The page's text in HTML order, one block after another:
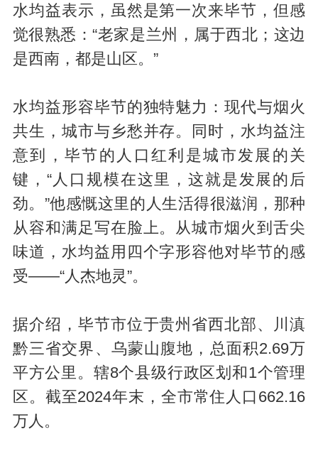
水均益表示，虽然是第一次来毕节，但感
觉很熟悉：“老家是兰州，属于西北；这边
是西南，都是山区。”
水均益形容毕节的独特魅力：现代与烟火
共生，城市与乡愁并存。同时，水均益注
意到，毕节的人口红利是城市发展的关
键，“人口规模在这里，这就是发展的后
劲。”他感慨这里的人生活得很滋润，那种
从容和满足写在脸上。从城市烟火到舌尖
味道，水均益用四个字形容他对毕节的感
受——“人杰地灵”。
据介绍，毕节市位于贵州省西北部、川滇
黔三省交界、乌蒙山腹地，总面积2.69万
平方公里。辖8个县级行政区划和1个管理
区。截至2024年末，全市常住人口662.16
万人。